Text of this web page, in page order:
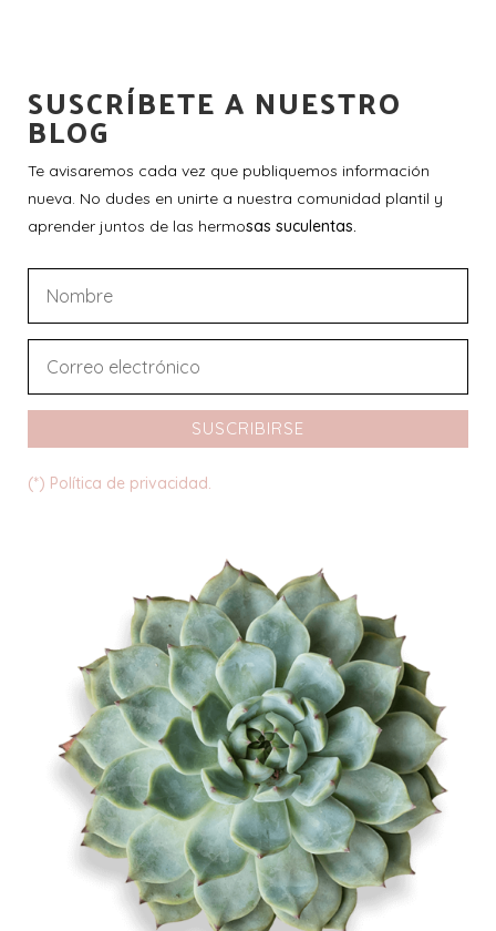
SUSCRÍBETE A NUESTRO
BLOG
Te avisaremos cada vez que publiquemos información
nueva. No dudes en unirte a nuestra comunidad plantil y
aprender juntos de las hermosas suculentas.
SUSCRIBIRSE
(*) Política de privacidad.